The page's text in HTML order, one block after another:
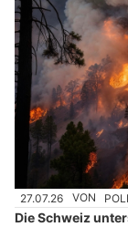
27.07.26 VON
Die Schweiz